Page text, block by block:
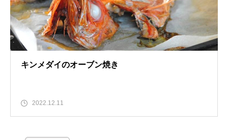
キンメダイのオーブン焼き
2022.12.11